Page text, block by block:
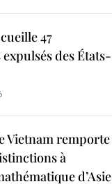
47
des États-
Vietnam remporte
à
d’Asie